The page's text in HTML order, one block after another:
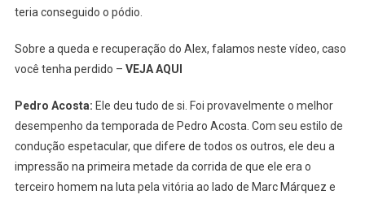
teria conseguido o pódio.
Sobre a queda e recuperação do Alex, falamos neste vídeo, caso
você tenha perdido – VEJA AQUI
Pedro Acosta: Ele deu tudo de si. Foi provavelmente o melhor
desempenho da temporada de Pedro Acosta. Com seu estilo de
condução espetacular, que difere de todos os outros, ele deu a
impressão na primeira metade da corrida de que ele era o
terceiro homem na luta pela vitória ao lado de Marc Márquez e